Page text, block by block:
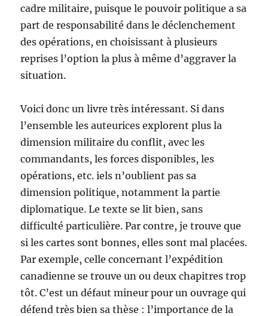
cadre militaire, puisque le pouvoir politique a sa
part de responsabilité dans le déclenchement
des opérations, en choisissant à plusieurs
reprises l’option la plus à même d’aggraver la
situation.
Voici donc un livre très intéressant. Si dans
l’ensemble les auteurices explorent plus la
dimension militaire du conflit, avec les
commandants, les forces disponibles, les
opérations, etc. iels n’oublient pas sa
dimension politique, notamment la partie
diplomatique. Le texte se lit bien, sans
difficulté particulière. Par contre, je trouve que
si les cartes sont bonnes, elles sont mal placées.
Par exemple, celle concernant l’expédition
canadienne se trouve un ou deux chapitres trop
tôt. C’est un défaut mineur pour un ouvrage qui
défend très bien sa thèse : l’importance de la